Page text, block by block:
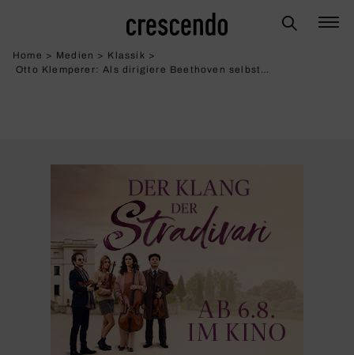
Home > Medien > Klassik >
Otto Klemperer: Als diri­giere Beet­hoven selbst…